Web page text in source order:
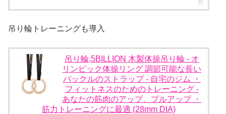
吊り輪トレーニングも導入
吊り輪,5BILLION 木製体操吊り輪 - オ
リンピック体操リング 調節可能な長い
バックルのストラップ - 自宅のジム ・
フィットネスのためのトレーニング -
あなたの筋肉のアップ、プルアップ ・
筋力トレーニングに最適 (28mm DIA)